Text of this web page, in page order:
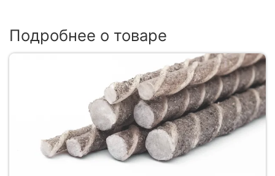
Подробнее о товаре